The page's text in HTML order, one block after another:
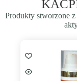
Produkty stworzone